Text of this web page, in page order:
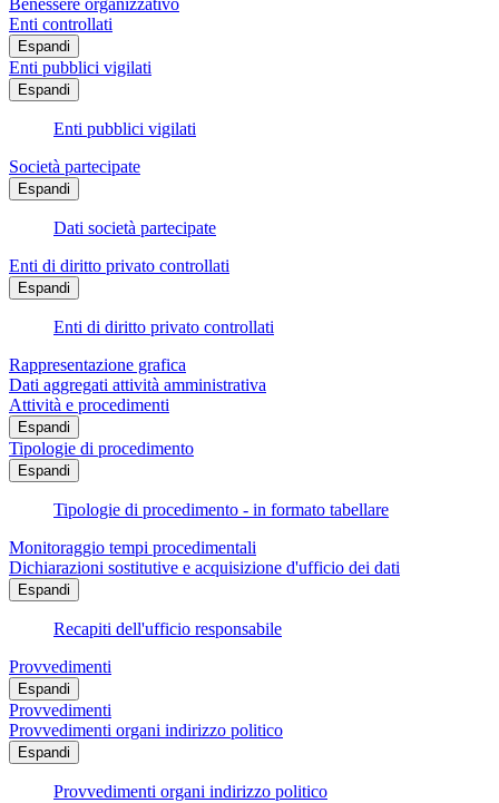
Benessere organizzativo
Enti controllati
Espandi
Enti pubblici vigilati
Espandi
Enti pubblici vigilati
Società partecipate
Espandi
Dati società partecipate
Enti di diritto privato controllati
Espandi
Enti di diritto privato controllati
Rappresentazione grafica
Dati aggregati attività amministrativa
Attività e procedimenti
Espandi
Tipologie di procedimento
Espandi
Tipologie di procedimento - in formato tabellare
Monitoraggio tempi procedimentali
Dichiarazioni sostitutive e acquisizione d'ufficio dei dati
Espandi
Recapiti dell'ufficio responsabile
Provvedimenti
Espandi
Provvedimenti
Provvedimenti organi indirizzo politico
Espandi
Provvedimenti organi indirizzo politico